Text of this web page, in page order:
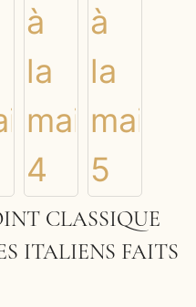
CLASSIQUE
ITALIENS FAITS